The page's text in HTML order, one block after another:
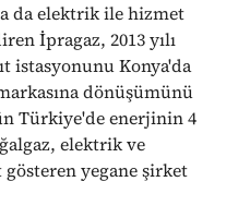
da elektrik ile hizmet
İpragaz, 2013 yılı
istasyonunu Konya'da
dönüşümünü
Türkiye'de enerjinin 4
elektrik ve
yegane şirket